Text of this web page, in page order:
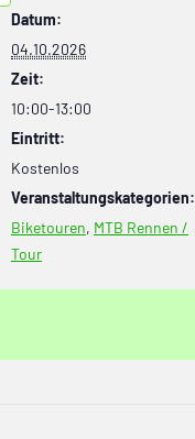
Datum:
04.10.2026
Zeit:
10:00-13:00
Eintritt:
Kostenlos
Veranstaltungskategorien:
Biketouren, MTB Rennen /
Tour